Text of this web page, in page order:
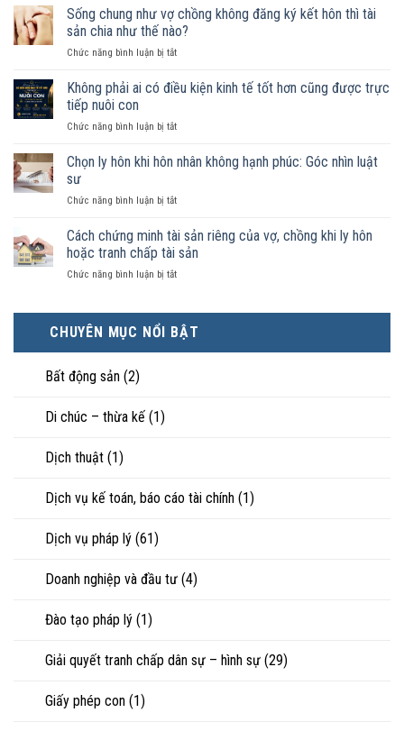
nữ
sống
chung
như
chồng
hợp
được
công
là
hôn
Sống chung như vợ chồng không đăng ký kết hôn thì tài
sản chia như thế nào?
Chức năng bình luận bị tắtở
chung
chồng
đăng
hôn
tài
sản
như
nào?
Không phải ai có điều kiện kinh tế tốt hơn cũng được trực
tiếp nuôi con
Chức năng bình luận bị tắtở
phải
điều
kinh
tế
hơn
trực
tiếp
nuôi
Chọn ly hôn khi hôn nhân không hạnh phúc: Góc nhìn luật
sư
Chức năng bình luận bị tắtở
ly
hôn
khi
hôn
hạnh
phúc:
Góc
Cách chứng minh tài sản riêng của vợ, chồng khi ly hôn
hoặc tranh chấp tài sản
Chức năng bình luận bị tắtở
tài
sản
chấp
CHUYÊN MỤC NỔI BẬT
Bất động sản (2)
Di chúc – thừa kế (1)
Dịch thuật (1)
Dịch vụ kế toán, báo cáo tài chính (1)
Dịch vụ pháp lý (61)
Doanh nghiệp và đầu tư (4)
Đào tạo pháp lý (1)
Giải quyết tranh chấp dân sự – hình sự (29)
Giấy phép con (1)